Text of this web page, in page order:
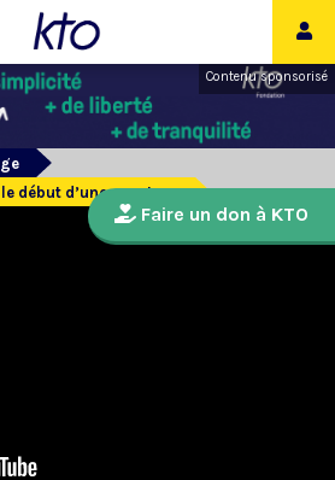
Contenu sponsorisé
début d’une aventure
Faire un don à KTO